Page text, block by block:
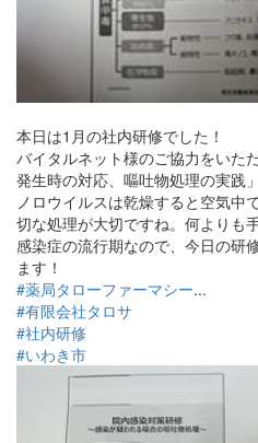
本日は1月の社内研修でした！
バイタルネット様のご協力をいた
発生時の対応、嘔吐物処理の実践
ノロウイルスは乾燥すると空気中
切な処理が大切ですね。何よりも
感染症の流行期なので、今日の研
ます！
#薬局タローファーマシー...
#有限会社タロサ
#社内研修
#いわき市